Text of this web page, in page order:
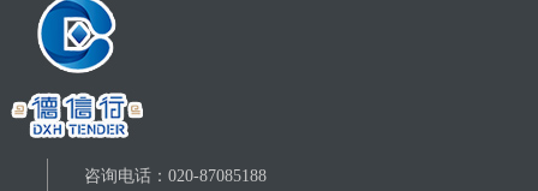
咨询电话：020-87085188